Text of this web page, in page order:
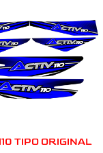
TIPO ORIGINAL